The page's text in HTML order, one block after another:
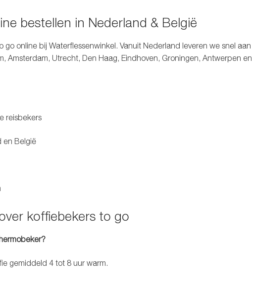
bestellen in Nederland & België
go online bij Waterflessenwinkel. Vanuit Nederland leveren we snel aan
Amsterdam, Utrecht, Den Haag, Eindhoven, Groningen, Antwerpen en
reisbekers
en België
koffiebekers to go
gemiddeld 4 tot 8 uur warm.